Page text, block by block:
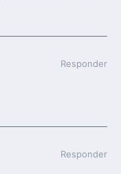
Responder
Responder